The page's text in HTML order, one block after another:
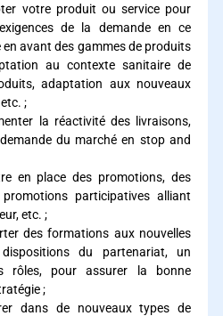
votre produit ou service pour
de la demande en ce
en avant des gammes de produits
au contexte sanitaire de
adaptation aux nouveaux
;
la réactivité des livraisons,
du marché en stop and
en place des promotions, des
participatives alliant
etc. ;
des formations aux nouvelles
du partenariat, un
rôles, pour assurer la bonne
;
dans de nouveaux types de